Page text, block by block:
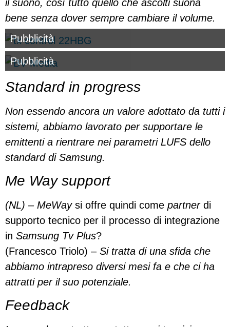
il suono, così tutto quello che ascolti suona
bene senza dover sempre cambiare il volume.
Pubblicità
Pubblicità
Standard in progress
Non essendo ancora un valore adottato da tutti i
sistemi, abbiamo lavorato per supportare le
emittenti a rientrare nei parametri LUFS dello
standard di Samsung.
Me Way support
(NL) – MeWaysi offre quindi come partnerdi
supporto tecnico per il processo di integrazione
in Samsung Tv Plus?
(Francesco Triolo) –Si tratta di una sfida che
abbiamo intrapreso diversi mesi fa e che ci ha
attratti per il suo potenziale.
Feedback